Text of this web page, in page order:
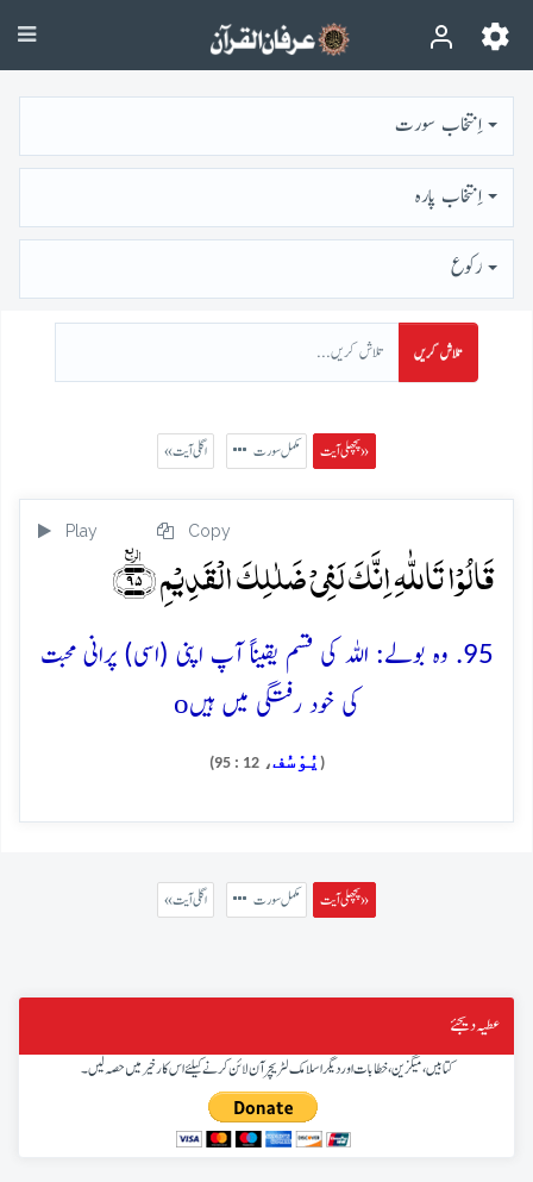
اِنتخاب سورت
اِنتخاب پارہ
رُكوع
تلاش کریں
پچھلی آیت » مکمل سورت « اگلی آیت
Play Copy
قَالُوۡا تَاللّٰہِ اِنَّکَ لَفِیۡ ضَلٰلِکَ الۡقَدِیۡمِ ﴿ٙ۹۵﴾
95. وہ بولے: اللہ کی قسم یقیناً آپ اپنی (اسی) پرانی محبت
کی خود رفتگی میں ہیںo
( يُوْسُف، 12 : 95)
پچھلی آیت » مکمل سورت « اگلی آیت
عطیہ دیجئے
کتابیں، میگزین، خطابات اور دیگر اسلامک لٹریچر آن لائن کرنے کیلئے اس کار خیر میں حصہ لیں۔